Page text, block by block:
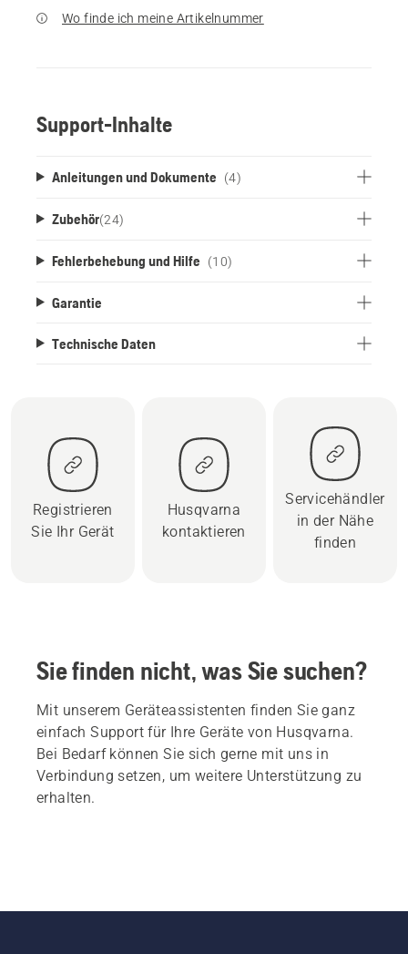
Wo finde ich meine Artikelnummer
Support-Inhalte
Anleitungen und Dokumente (4)
Zubehör(24)
Fehlerbehebung und Hilfe (10)
Garantie
Technische Daten
Registrieren
Sie Ihr Gerät
Husqvarna
kontaktieren
Servicehändler
in der Nähe
finden
Sie finden nicht, was Sie suchen?
Mit unserem Geräteassistenten finden Sie ganz
einfach Support für Ihre Geräte von Husqvarna.
Bei Bedarf können Sie sich gerne mit uns in
Verbindung setzen, um weitere Unterstützung zu
erhalten.